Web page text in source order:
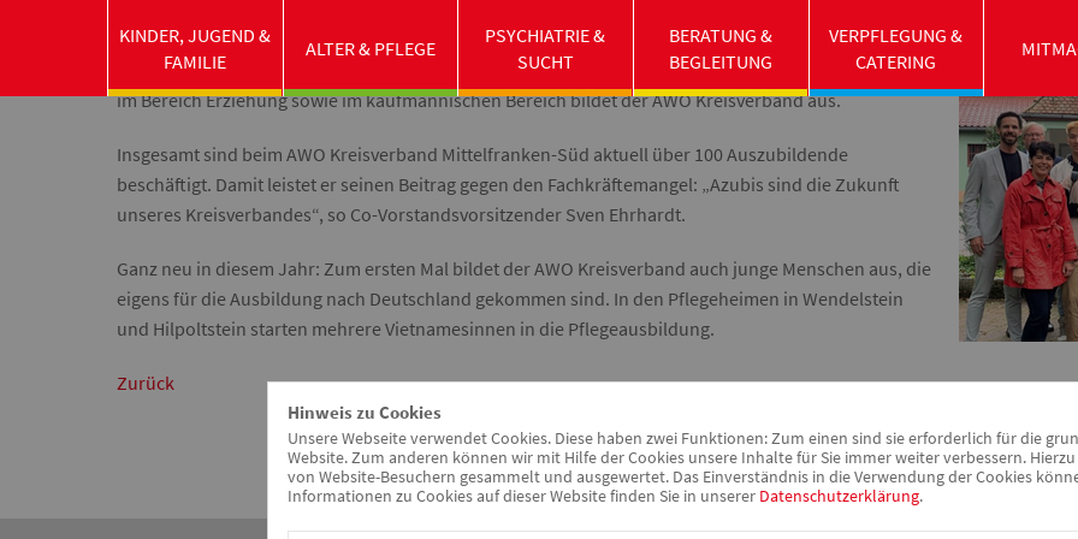
gemeinsam die ersten Schritte auf ihrem neuen Weg gehen. Insgesamt starteten 45 Azubis diesen
Herbst ihre Ausbildung im Kreisverband. Der größte Teil davon erlernt einen Pflegeberuf, doch auch
im Bereich Erziehung sowie im kaufmännischen Bereich bildet der AWO Kreisverband aus.
Insgesamt sind beim AWO Kreisverband Mittelfranken-Süd aktuell über 100 Auszubildende
beschäftigt. Damit leistet er seinen Beitrag gegen den Fachkräftemangel: „Azubis sind die Zukunft
unseres Kreisverbandes“, so Co-Vorstandsvorsitzender Sven Ehrhardt.
Ganz neu in diesem Jahr: Zum ersten Mal bildet der AWO Kreisverband auch junge Menschen aus, die
eigens für die Ausbildung nach Deutschland gekommen sind. In den Pflegeheimen in Wendelstein
und Hilpoltstein starten mehrere Vietnamesinnen in die Pflegeausbildung.
Zurück
KINDER, JUGEND &
FAMILIE
ALTER & PFLEGE
PSYCHIATRIE &
SUCHT
BERATUNG &
BEGLEITUNG
VERPFLEGUNG &
CATERING
Hinweis zu Cookies
Unsere Webseite verwendet Cookies. Diese haben zwei Funktionen: Zum einen sind sie erforderlich für die
Website. Zum anderen können wir mit Hilfe der Cookies unsere Inhalte für Sie immer weiter verbessern.
von Website-Besuchern gesammelt und ausgewertet. Das Einverständnis in die Verwendung der Cookies
Informationen zu Cookies auf dieser Website finden Sie in unserer Datenschutzerklärung.